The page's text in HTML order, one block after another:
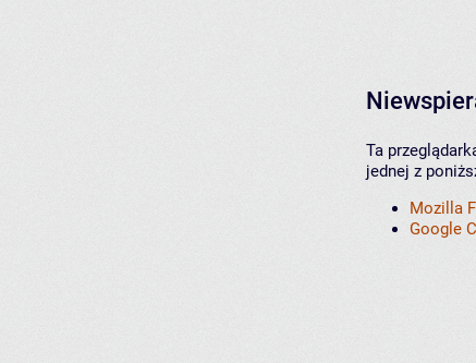
Ta
jednej z
Mozilla
Google